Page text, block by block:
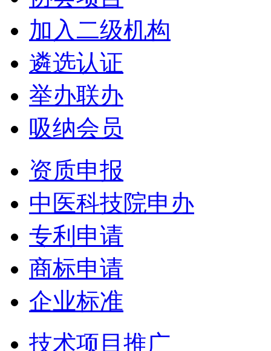
加入二级机构
遴选认证
举办联办
吸纳会员
资质申报
中医科技院申办
专利申请
商标申请
企业标准
技术项目推广